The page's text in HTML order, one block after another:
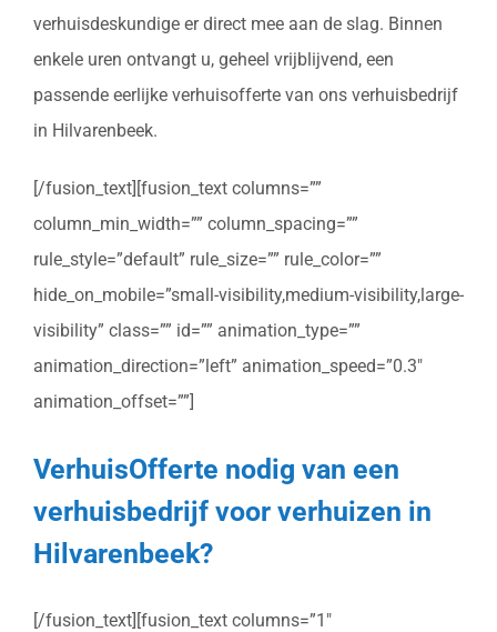
verhuisdeskundige er direct mee aan de slag. Binnen
enkele uren ontvangt u, geheel vrijblijvend, een
passende eerlijke verhuisofferte van ons verhuisbedrijf
in Hilvarenbeek.
[/fusion_text][fusion_text columns=””
column_min_width=”” column_spacing=””
rule_style=”default” rule_size=”” rule_color=””
hide_on_mobile=”small-visibility,medium-visibility,large-
visibility” class=”” id=”” animation_type=””
animation_direction=”left” animation_speed=”0.3″
animation_offset=””]
VerhuisOfferte nodig van een
verhuisbedrijf voor verhuizen in
Hilvarenbeek?
[/fusion_text][fusion_text columns=”1″